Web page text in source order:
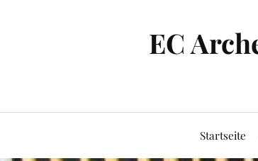
EC
Startseite